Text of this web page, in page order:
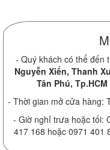
- Quý khách có thể đến
Nguyễn Xiển, Thanh
Tân Phú, Tp.HCM
- Thời gian mở cửa hàng:
- Giờ nghỉ trưa hoặc tối:
417 168 hoặc 0971 401